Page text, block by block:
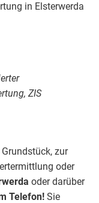
in Elsterwerda
ZIS
zur
oder
oder darüber
Telefon! Sie